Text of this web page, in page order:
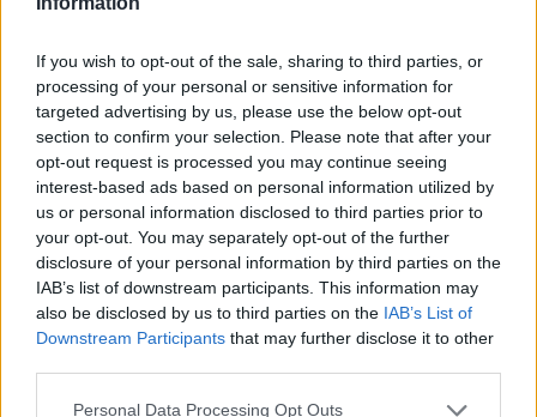
If you wish to opt-out of the sale, sharing to third parties, or
processing of your personal or sensitive information for
targeted advertising by us, please use the below opt-out
section to confirm your selection. Please note that after your
opt-out request is processed you may continue seeing
interest-based ads based on personal information utilized by
us or personal information disclosed to third parties prior to
your opt-out. You may separately opt-out of the further
disclosure of your personal information by third parties on the
IAB’s list of downstream participants. This information may
also be disclosed by us to third parties on the IAB’s List of
Downstream Participants that may further disclose it to other
Personal Data Processing Opt Outs
Τα ράφια των σούπερ μάρκετ είναι
γεμάτα διαφορετικές εκδοχές: κλασικές,
light, vegan και Kewpie.
Παρά την ποικιλία, η Medlin ξεκαθαρίζει
ότι δεν υπάρχει μία επιλογή που να
υπερτερεί ξεκάθαρα όλων των άλλων.